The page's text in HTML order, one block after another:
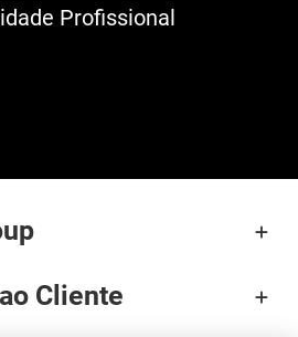
Profissional
Cliente